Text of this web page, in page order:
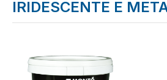
IRIDESCENTE E